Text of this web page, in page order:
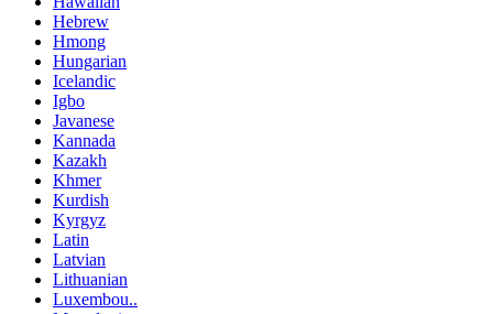
Hebrew
Hmong
Hungarian
Icelandic
Igbo
Javanese
Kannada
Kazakh
Khmer
Kurdish
Kyrgyz
Latin
Latvian
Lithuanian
Luxembou..